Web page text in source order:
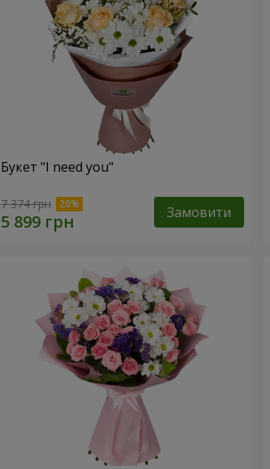
Букет "I need you"
7 374 грн Замовити